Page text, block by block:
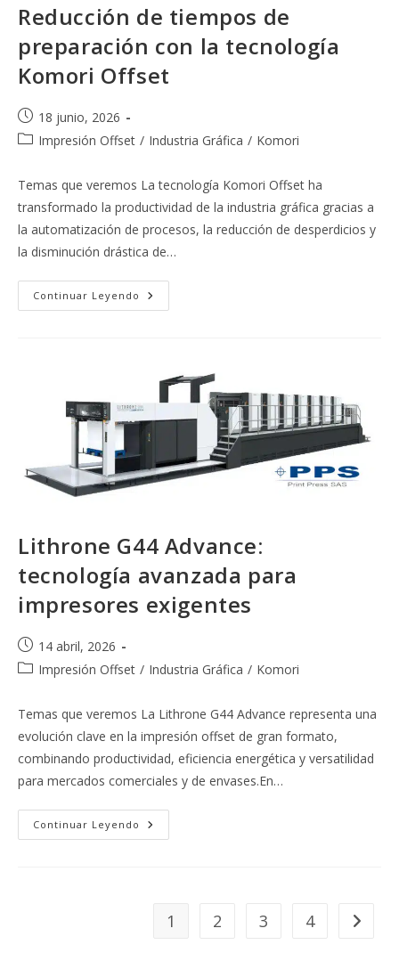
Reducción de tiempos de
preparación con la tecnología
Komori Offset
Publicación
de
18 junio, 2026
Categoría
entrada:
Impresión Offset / Industria Gráfica / Komori
Temas que veremos La tecnología Komori Offset ha
transformado la productividad de la industria gráfica gracias a
la automatización de procesos, la reducción de desperdicios y
la disminución drástica de…
Continuar Leyendo Reducción
De
Tecnología
Offset
Lithrone G44 Advance:
tecnología avanzada para
impresores exigentes
Publicación
de
14 abril, 2026
Categoría
la
entrada:
Impresión Offset / Industria Gráfica / Komori
Temas que veremos La Lithrone G44 Advance representa una
evolución clave en la impresión offset de gran formato,
combinando productividad, eficiencia energética y versatilidad
para mercados comerciales y de envases.En…
Continuar Leyendo Lithrone
G44
Exigentes
1 2 3 4 Ir a la